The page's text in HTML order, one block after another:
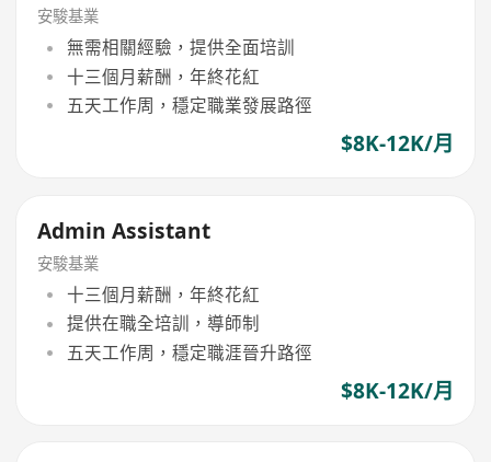
安駿基業
無需相關經驗，提供全面培訓
十三個月薪酬，年終花紅
五天工作周，穩定職業發展路徑
$8K-12K/月
Admin Assistant
安駿基業
十三個月薪酬，年終花紅
提供在職全培訓，導師制
五天工作周，穩定職涯晉升路徑
$8K-12K/月